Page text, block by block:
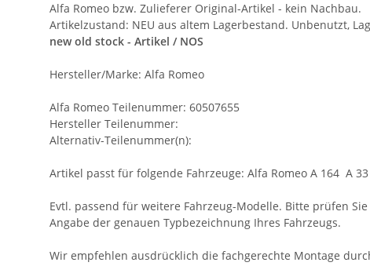
Alfa Romeo bzw. Zulieferer Original-Artikel - kein Nachbau.
Artikelzustand: NEU aus altem Lagerbestand. Unbenutzt,
new old stock - Artikel / NOS
Hersteller/Marke: Alfa Romeo
Alfa Romeo Teilenummer: 60507655
Hersteller Teilenummer:
Alternativ-Teilenummer(n):
Artikel passt für folgende Fahrzeuge: Alfa Romeo A 164 A
Evtl. passend für weitere Fahrzeug-Modelle. Bitte prüfen
Angabe der genauen Typbezeichnung Ihres Fahrzeugs.
Wir empfehlen ausdrücklich die fachgerechte Montage